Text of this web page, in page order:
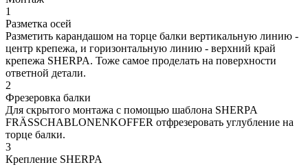
1
Разметка осей
Разметить карандашом на торце балки вертикальную линию -
центр крепежа, и горизонтальную линию - верхний край
крепежа SHERPA. Тоже самое проделать на поверхности
ответной детали.
2
Фрезеровка балки
Для скрытого монтажа с помощью шаблона SHERPA
FRÄSSCHABLONENKOFFER отфрезеровать углубление на
торце балки.
3
Крепление SHERPA